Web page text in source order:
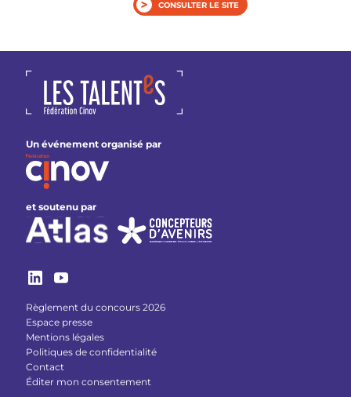
CONSULTER LE SITE
Un événement organisé par
et soutenu par
Règlement du concours 2026
Espace presse
Mentions légales
Politiques de confidentialité
Contact
Éditer mon consentement